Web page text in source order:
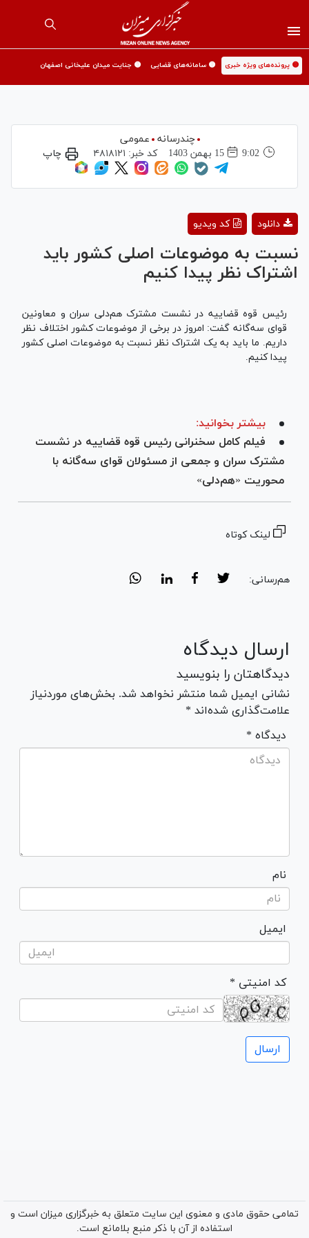
🟡 پرونده‌های ویژه خبری 🟡 سامانه‌های قضایی 🟡 جنایت میدان علیخانی اصفهان
چندرسانه
عمومی
9:02
15 بهمن 1403 کد خبر: ۴۸۱۸۱۲۱ چاپ
Video
کد ویدیو دانلود
نسبت به موضوعات اصلی کشور باید
اشتراک نظر پیدا کنیم
رئیس قوه قضاییه در نشست مشترک هم‌دلی سران و معاونین
قوای سه‌گانه گفت: امروز در برخی از موضوعات کشور اختلاف نظر
داریم. ما باید به یک اشتراک نظر نسبت به موضوعات اصلی کشور
پیدا کنیم.
بیشتر بخوانید:
فیلم کامل سخنرانی رئیس قوه قضاییه در نشست
مشترک سران و جمعی از مسئولان قوای سه‌گانه با
محوریت «هم‌دلی»
لینک کوتاه
هم‌رسانی:
ارسال دیدگاه
دیدگاهتان را بنویسید
نشانی ایمیل شما منتشر نخواهد شد. بخش‌های موردنیاز
علامت‌گذاری شده‌اند *
* دیدگاه
نام
ایمیل
* کد امنیتی
تمامی حقوق مادی و معنوی این سایت متعلق به خبرگزاری میزان است و
استفاده از آن با ذکر منبع بلامانع است.